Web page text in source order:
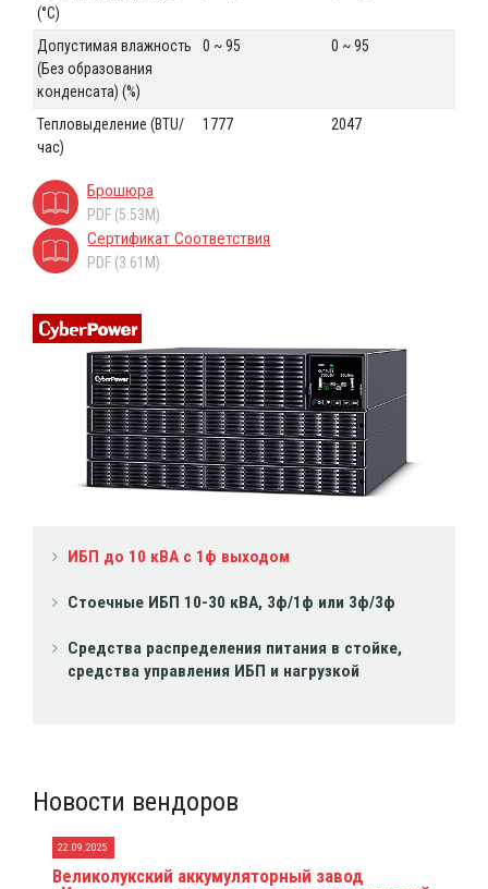
ИБП до 10 кВА с 1ф выходом
Стоечные ИБП 10-30 кВА, 3ф/1ф или 3ф/3ф
Средства распределения питания в стойке,
средства управления ИБП и нагрузкой
Новости вендоров
22.09.2025
Великолукский аккумуляторный завод
(°C)
Допустимая влажность
(Без образования
конденсата) (%)
0 ~ 95 0 ~ 95
Тепловыделение (BTU/
час)
1777 2047
Брошюра
PDF (5.53M)
Сертификат Соответствия
PDF (3.61M)